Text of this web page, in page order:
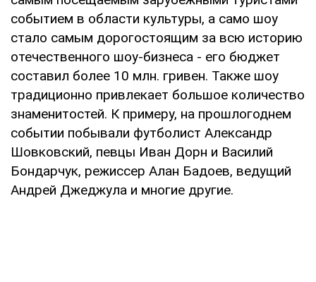
событием в области культуры, а само шоу
стало самым дорогостоящим за всю историю
отечественного шоу-бизнеса - его бюджет
составил более 10 млн. гривен. Также шоу
традиционно привлекает большое количество
знаменитостей. К примеру, на прошлогоднем
событии побывали футболист Александр
Шовковский, певцы Иван Дорн и Василий
Бондарчук, режиссер Алан Бадоев, ведущий
Андрей Джеджула и многие другие.